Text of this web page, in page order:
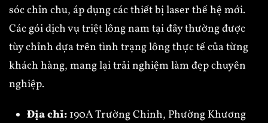
sóc chỉn chu, áp dụng các thiết bị laser thế hệ mới.
Các gói dịch vụ triệt lông nam tại đây thường được
tùy chỉnh dựa trên tình trạng lông thực tế của từng
khách hàng, mang lại trải nghiệm làm đẹp chuyên
nghiệp.
Địa chỉ: 190A Trường Chinh, Phường Khương